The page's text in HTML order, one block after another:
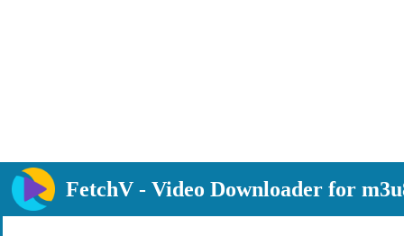
FetchV - Video Downloader for